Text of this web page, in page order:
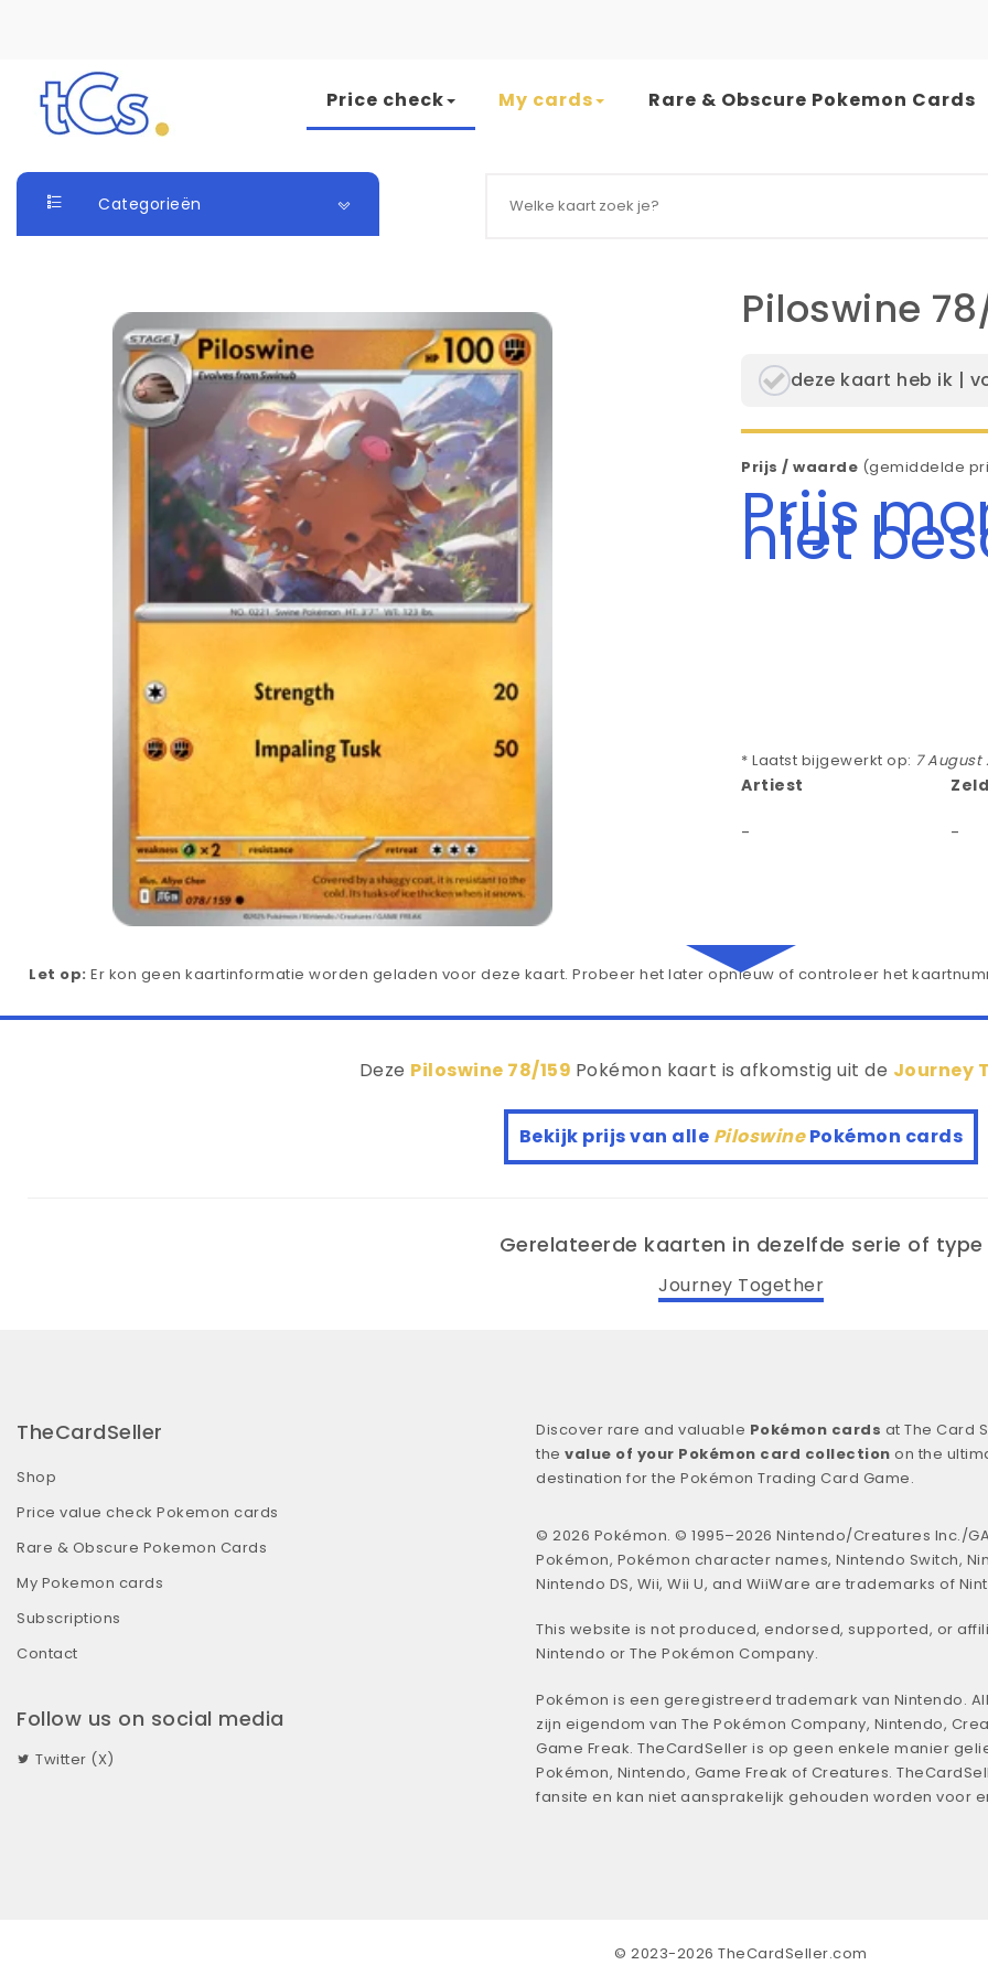
Skip to content
Price check My cards Rare & Obscure Pokemon Cards
Categorieën
Piloswine
deze kaart heb ik |
Prijs / waarde (gemiddelde
Prijs
niet
* Laatst bijgewerkt op: 7 August
Artiest
- -
Let op: Er kon geen kaartinformatie worden geladen voor deze kaart. Probeer het later opnieuw of controleer het
Deze Piloswine 78/159 Pokémon kaart is afkomstig uit de Journey
Bekijk prijs van alle PiloswinePokémon cards
Gerelateerde kaarten in dezelfde serie of type
Journey Together
TheCardSeller
Shop
Price value check Pokemon cards
Rare & Obscure Pokemon Cards
My Pokemon cards
Subscriptions
Contact
Follow us on social media
Twitter (X)
Discover rare and valuable Pokémon cards at The Card
the value of your Pokémon card collection on the
destination for the Pokémon Trading Card Game.
© 2026 Pokémon. © 1995–2026 Nintendo/Creatures Inc./
Pokémon, Pokémon character names, Nintendo Switch,
Nintendo DS, Wii, Wii U, and WiiWare are trademarks of
This website is not produced, endorsed, supported, or
Nintendo or The Pokémon Company.
Pokémon is een geregistreerd trademark van Nintendo.
zijn eigendom van The Pokémon Company, Nintendo,
Game Freak. TheCardSeller is op geen enkele manier
Pokémon, Nintendo, Game Freak of Creatures.
fansite en kan niet aansprakelijk gehouden worden voor
© 2023-2026 TheCardSeller.com